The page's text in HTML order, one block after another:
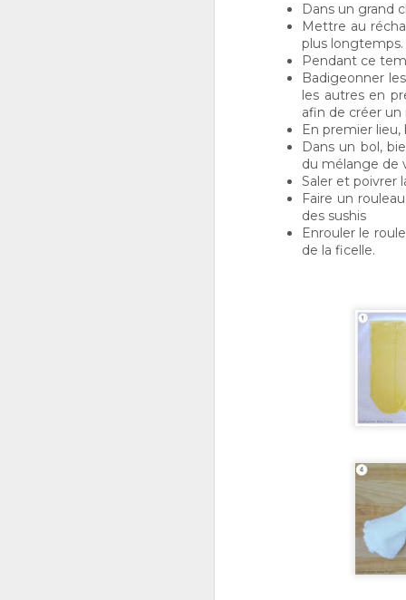
Dans un grand
Mettre au
plus longtemps.
Pendant ce
Badigeonner
les autres en
afin de créer
En premier
Dans un bol,
du mélange de
Saler et poivrer
Faire un
des sushis
Enrouler le
de la ficelle.